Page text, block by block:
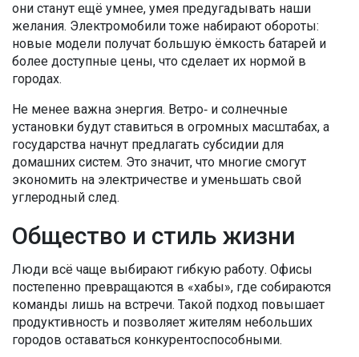
они станут ещё умнее, умея предугадывать наши
желания. Электромобили тоже набирают обороты:
новые модели получат большую ёмкость батарей и
более доступные цены, что сделает их нормой в
городах.
Не менее важна энергия. Ветро‑ и солнечные
установки будут ставиться в огромных масштабах, а
государства начнут предлагать субсидии для
домашних систем. Это значит, что многие смогут
экономить на электричестве и уменьшать свой
углеродный след.
Общество и стиль жизни
Люди всё чаще выбирают гибкую работу. Офисы
постепенно превращаются в «хабы», где собираются
команды лишь на встречи. Такой подход повышает
продуктивность и позволяет жителям небольших
городов оставаться конкурентоспособными.